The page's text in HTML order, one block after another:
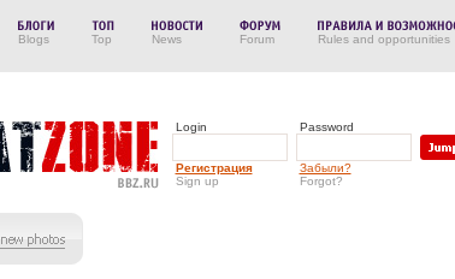
Blogs Top News Forum Rules and opportunities
Login Password
Регистрация
Sign up
Забыли?
Forgot?